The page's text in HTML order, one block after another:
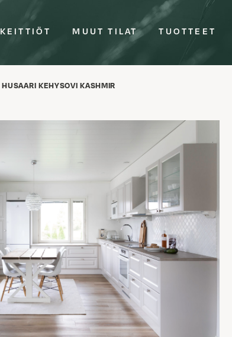
KEITTIÖT MUUT TILAT TUOTTEET
HUSAARI KEHYSOVI KASHMIR